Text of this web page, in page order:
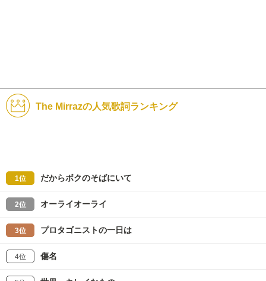
The Mirrazの人気歌詞ランキング
1位 だからボクのそばにいて
2位 オーライオーライ
3位 プロタゴニストの一日は
4位 傷名